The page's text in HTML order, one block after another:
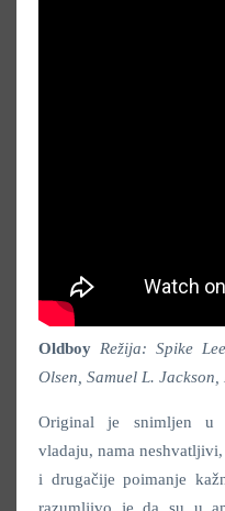
Oldboy Režija: Spike
Olsen, Samuel L.
Original je snimljen u
vladaju, nama
i drugačije poimanje
razumljivo je da su u